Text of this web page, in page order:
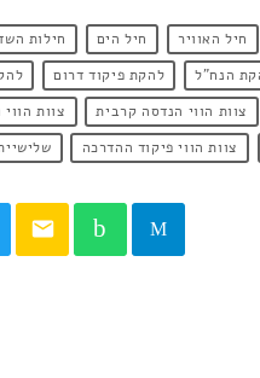
חיל האוויר חיל הים חילות
הנח"ל
להקת פיקוד דרום
צוות הווי הנדסה קרבית
צוות
צוות הווי פיקוד ההדרכה
email